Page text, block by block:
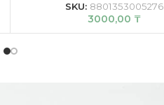
SKU: 8801353005276
3000,00 ₸